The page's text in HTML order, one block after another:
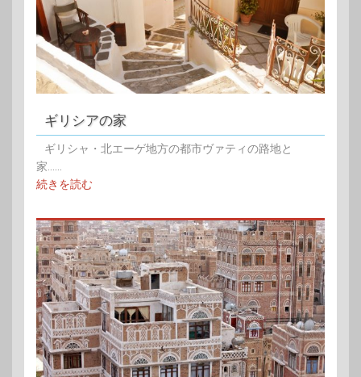
ギリシアの家
ギリシャ・北エーゲ地方の都市ヴァティの路地と
家......
続きを読む